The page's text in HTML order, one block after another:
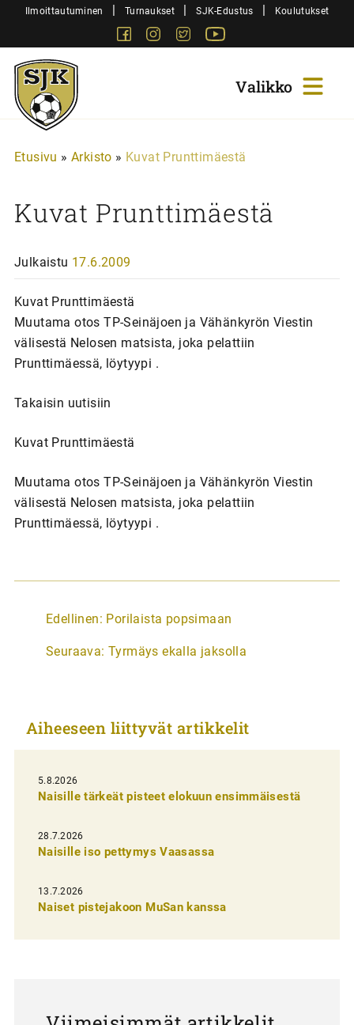
SiirryIlmoittautuminen | Turnaukset | SJK-Edustus | Koulutukset
FacebookInstagram
Twitter
Sjk-
Juniorit
Etusivu » Arkisto » Kuvat Prunttimäestä
Kuvat Prunttimäestä
Julkaistu 17.6.2009
Kuvat Prunttimäestä
Muutama otos TP-Seinäjoen ja Vähänkyrön Viestin
välisestä Nelosen matsista, joka pelattiin
Prunttimäessä, löytyypi .
Takaisin uutisiin
Kuvat Prunttimäestä
Muutama otos TP-Seinäjoen ja Vähänkyrön Viestin
välisestä Nelosen matsista, joka pelattiin
Prunttimäessä, löytyypi .
A
t
k
e
l
i
e
n
e
Edellinen: Porilaista popsimaan
Seuraava: Tyrmäys ekalla jaksolla
Aiheeseen liittyvät artikkelit
5.8.2026
Naisille tärkeät pisteet elokuun ensimmäisestä
28.7.2026
Naisille iso pettymys Vaasassa
13.7.2026
Naiset pistejakoon MuSan kanssa